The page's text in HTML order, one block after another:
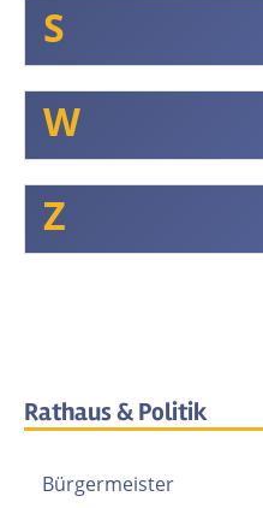
S
W
Z
Rathaus & Politik
Bürgermeister